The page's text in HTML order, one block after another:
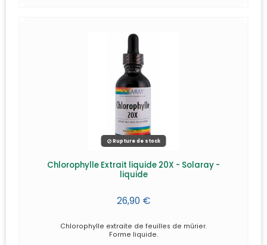
Rupture de stock
Chlorophylle Extrait liquide 20X - Solaray -
liquide
26,90 €
Chlorophylle extraite de feuilles de mûrier.
Forme liquide.